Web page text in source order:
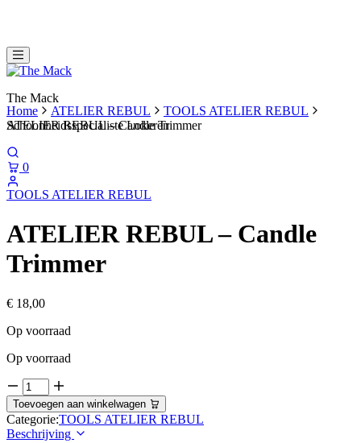
The Mack
Schoonheidsspecialiste Lokeren
0
Home ATELIER REBUL
TOOLS ATELIER REBUL
ATELIER REBUL – Candle Trimmer
TOOLS ATELIER REBUL
ATELIER REBUL – Candle
Trimmer
€ 18,00
Op voorraad
Op voorraad
ATELIER
REBUL
-
Candle
Toevoegen aan winkelwagen
Categorie:TOOLS ATELIER REBUL
Beschrijving